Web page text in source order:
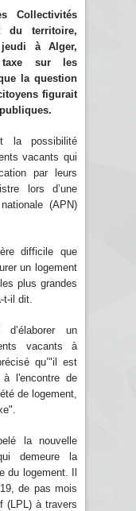
Collectivités
du territoire,
à Alger,
taxe sur les
la question
figurait
la possibilité
vacants qui
par leurs
lors d’une
(APN)
difficile que
un logement
plus grandes
il dit.
un
vacants à
qu’"il est
l'encontre de
de logement,
la nouvelle
demeure la
du logement. Il
de pas mois
(LPL) à travers